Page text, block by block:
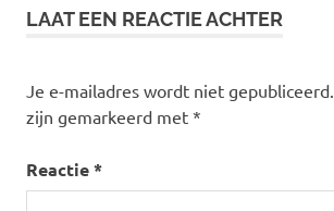
Raad070
vvd
LAAT EEN REACTIE ACHTER
Je e-mailadres wordt niet gepubliceerd.
zijn gemarkeerd met *
Reactie*